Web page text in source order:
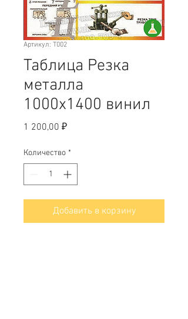
Артикул: T002
Таблица Резка
металла
1000х1400 винил
1 200,00 ₽Цена
Количество *
Добавить в корзину